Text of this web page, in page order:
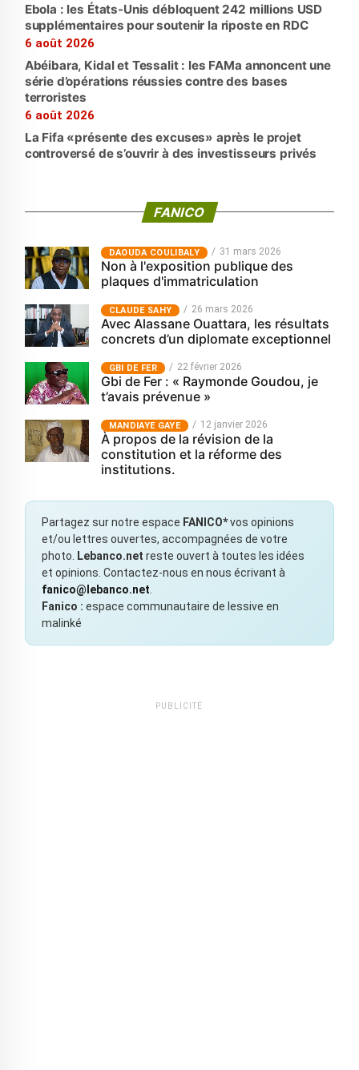
Ebola : les États-Unis débloquent 242 millions USD
supplémentaires pour soutenir la riposte en RDC
6 août 2026
Abéibara, Kidal et Tessalit : les FAMa annoncent une
série d’opérations réussies contre des bases
terroristes
6 août 2026
La Fifa «présente des excuses» après le projet
controversé de s’ouvrir à des investisseurs privés
FANICO
‎DAOUDA COULIBALY 31 mars 2026
Non à l'exposition publique des
plaques d'immatriculation
CLAUDE SAHY 26 mars 2026
Avec Alassane Ouattara, les résultats
concrets d’un diplomate exceptionnel
GBI DE FER 22 février 2026
Gbi de Fer : « Raymonde Goudou, je
t’avais prévenue »
MANDIAYE GAYE 12 janvier 2026
À propos de la révision de la
constitution et la réforme des
institutions.
Partagez sur notre espace FANICO*vos opinions
et/ou lettres ouvertes, accompagnées de votre
photo.
Lebanco.net reste ouvert à toutes les idées
et opinions. Contactez-nous en nous écrivant à
fanico@lebanco.net
Fanico : espace communautaire de lessive en
malinké
PUBLICITÉ